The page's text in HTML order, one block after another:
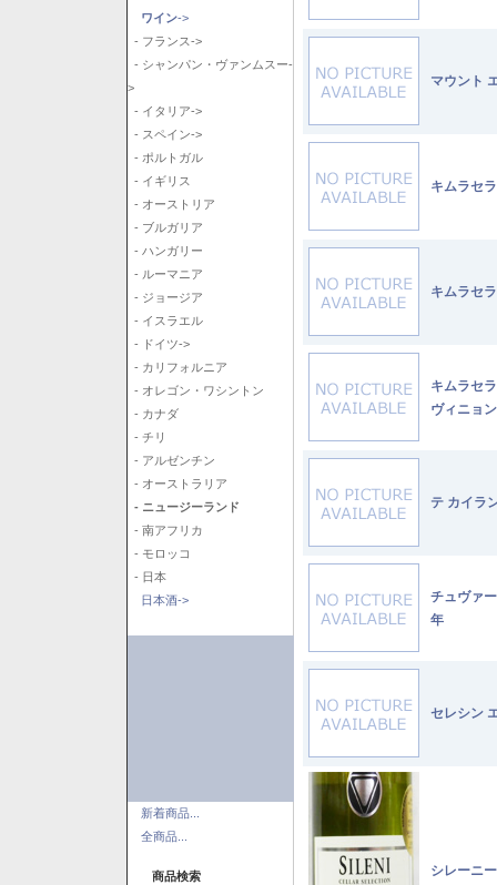
ワイン->
- フランス->
- シャンパン・ヴァンムスー-
>
- イタリア->
- スペイン->
- ポルトガル
- イギリス
- オーストリア
- ブルガリア
- ハンガリー
- ルーマニア
- ジョージア
- イスラエル
- ドイツ->
- カリフォルニア
- オレゴン・ワシントン
- カナダ
- チリ
- アルゼンチン
- オーストラリア
- ニュージーランド
- 南アフリカ
- モロッコ
- 日本
日本酒->
新着商品...
全商品...
商品検索
マウント
キムラセ
キムラセ
キムラセ
ヴィニョ
テ カイ
チュヴァ
年
セレシン
シレーニ